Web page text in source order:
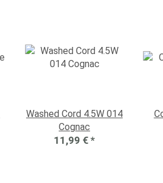
Washed Cord 4.5W 014
Cognac
11,99 € *